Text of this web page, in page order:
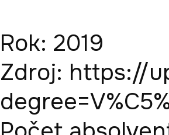
Rok: 2019
Zdroj: https://